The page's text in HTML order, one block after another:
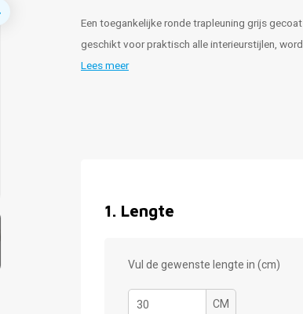
Een toegankelijke ronde trapleuning grijs
geschikt voor praktisch alle interieurstijlen,
Lees meer
1. Lengte
Vul de gewenste lengte in (cm)
CM